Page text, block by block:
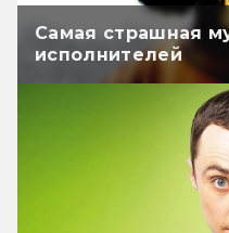
Самая страшная
исполнителей